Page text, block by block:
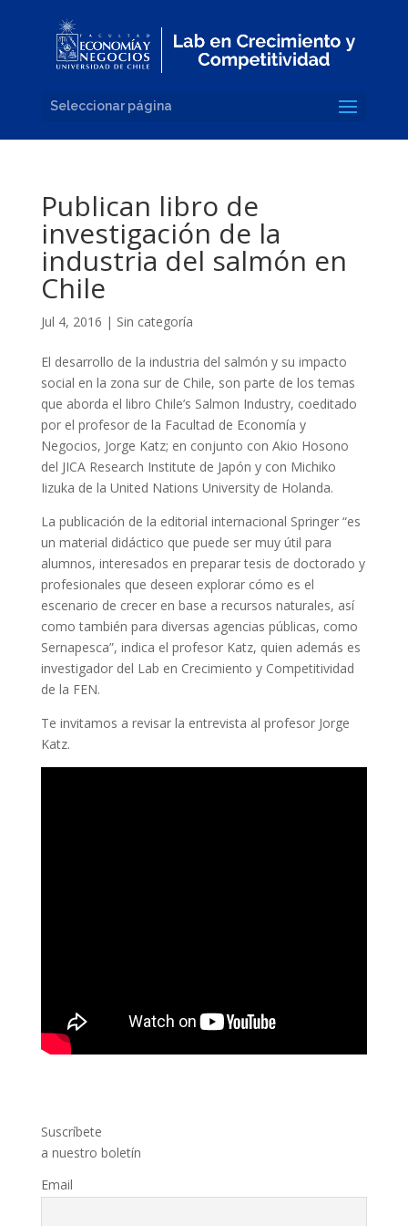
Seleccionar página
Publican libro de
investigación de la
industria del salmón en
Chile
Jul 4, 2016 | Sin categoría
El desarrollo de la industria del salmón y su impacto
social en la zona sur de Chile, son parte de los temas
que aborda el libro Chile’s Salmon Industry, coeditado
por el profesor de la Facultad de Economía y
Negocios, Jorge Katz; en conjunto con Akio Hosono
del JICA Research Institute de Japón y con Michiko
Iizuka de la United Nations University de Holanda.
La publicación de la editorial internacional Springer “es
un material didáctico que puede ser muy útil para
alumnos, interesados en preparar tesis de doctorado y
profesionales que deseen explorar cómo es el
escenario de crecer en base a recursos naturales, así
como también para diversas agencias públicas, como
Sernapesca”, indica el profesor Katz, quien además es
investigador del Lab en Crecimiento y Competitividad
de la FEN.
Te invitamos a revisar la entrevista al profesor Jorge
Katz.
Suscríbete
a nuestro boletín
Email